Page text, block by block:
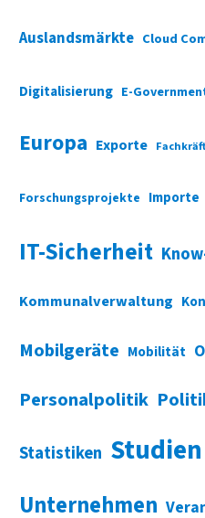
Auslandsmärkte Cloud
Digitalisierung E-
Europa Exporte
Forschungsprojekte Importe
IT-Sicherheit
Kommunalverwaltung
Mobilgeräte Mobilität
Personalpolitik
Statistiken Studien
Unternehmen